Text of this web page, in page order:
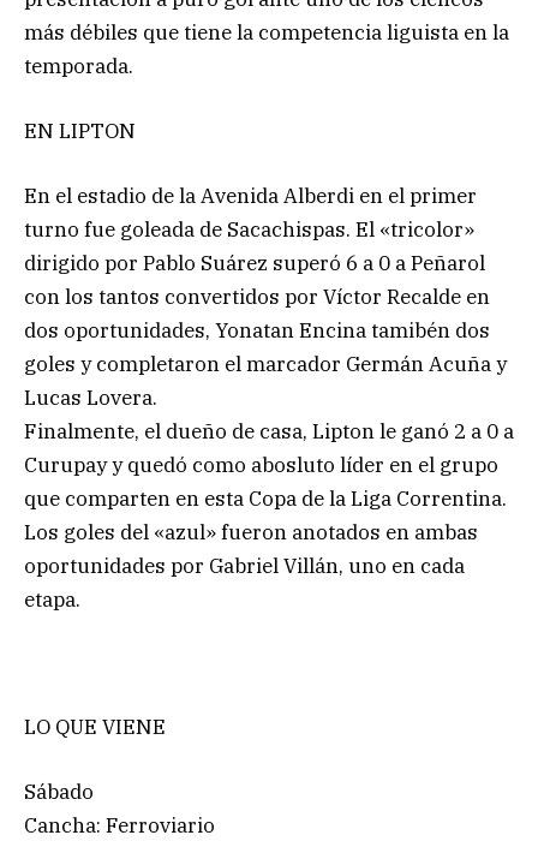
más débiles que tiene la competencia liguista en la
temporada.
EN LIPTON
En el estadio de la Avenida Alberdi en el primer
turno fue goleada de Sacachispas. El «tricolor»
dirigido por Pablo Suárez superó 6 a 0 a Peñarol
con los tantos convertidos por Víctor Recalde en
dos oportunidades, Yonatan Encina tamibén dos
goles y completaron el marcador Germán Acuña y
Lucas Lovera.
Finalmente, el dueño de casa, Lipton le ganó 2 a 0 a
Curupay y quedó como abosluto líder en el grupo
que comparten en esta Copa de la Liga Correntina.
Los goles del «azul» fueron anotados en ambas
oportunidades por Gabriel Villán, uno en cada
etapa.
LO QUE VIENE
Sábado
Cancha: Ferroviario